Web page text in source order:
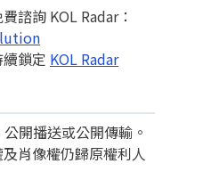
諮詢 KOL Radar：
鎖定 KOL Radar
開播送或公開傳輸。
肖像權仍歸原權利人